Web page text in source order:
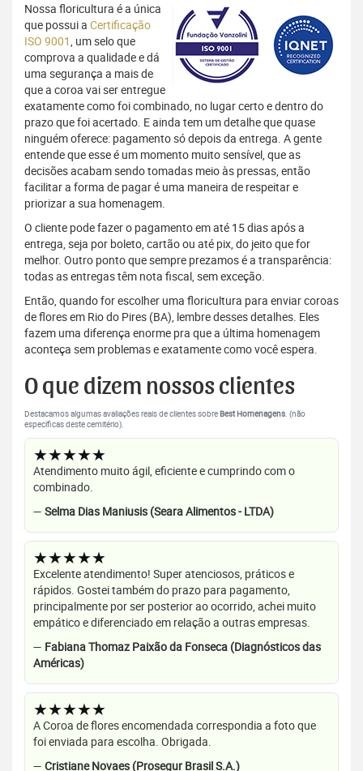
Nossa floricultura é a única
que possui a Certificação
ISO 9001, um selo que
comprova a qualidade e dá
uma segurança a mais de
que a coroa vai ser entregue
exatamente como foi combinado, no lugar certo e dentro do
prazo que foi acertado. E ainda tem um detalhe que quase
ninguém oferece: pagamento só depois da entrega. A gente
entende que esse é um momento muito sensível, que as
decisões acabam sendo tomadas meio às pressas, então
facilitar a forma de pagar é uma maneira de respeitar e
priorizar a sua homenagem.
O cliente pode fazer o pagamento em até 15 dias após a
entrega, seja por boleto, cartão ou até pix, do jeito que for
melhor. Outro ponto que sempre prezamos é a transparência:
todas as entregas têm nota fiscal, sem exceção.
Então, quando for escolher uma floricultura para enviar coroas
de flores em Rio do Pires (BA), lembre desses detalhes. Eles
fazem uma diferença enorme pra que a última homenagem
aconteça sem problemas e exatamente como você espera.
O que dizem nossos clientes
Destacamos algumas avaliações reais de clientes sobre Best Homenagens. (não
específicas deste cemitério).
★★★★★
Atendimento muito ágil, eficiente e cumprindo com o
combinado.
— Selma Dias Maniusis (Seara Alimentos - LTDA)
★★★★★
Excelente atendimento! Super atenciosos, práticos e
rápidos. Gostei também do prazo para pagamento,
principalmente por ser posterior ao ocorrido, achei muito
empático e diferenciado em relação a outras empresas.
— Fabiana Thomaz Paixão da Fonseca (Diagnósticos das
Américas)
★★★★★
A Coroa de flores encomendada correspondia a foto que
foi enviada para escolha. Obrigada.
— Cristiane Novaes (Prosegur Brasil S.A.)